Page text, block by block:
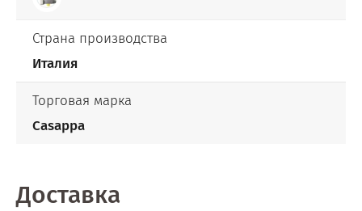
Страна производства
Италия
Торговая марка
Casappa
Доставка